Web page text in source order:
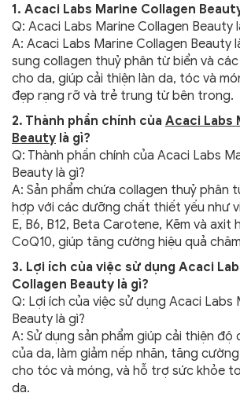
1. Acaci Labs Marine Collagen
Q: Acaci Labs Marine Collagen Beauty
A: Acaci Labs Marine Collagen Beauty
sung collagen thuỷ phân từ biển và
cho da, giúp cải thiện làn da, tóc và
đẹp rạng rỡ và trẻ trung từ bên trong.
2. Thành phần chính của Acaci Labs
Beauty là gì?
Q: Thành phần chính của Acaci Labs
Beauty là gì?
A: Sản phẩm chứa collagen thuỷ phân
hợp với các dưỡng chất thiết yếu như
E, B6, B12, Beta Carotene, Kẽm và axit
CoQ10, giúp tăng cường hiệu quả
3. Lợi ích của việc sử dụng Acaci
Collagen Beauty là gì?
Q: Lợi ích của việc sử dụng Acaci Labs
Beauty là gì?
A: Sử dụng sản phẩm giúp cải thiện độ
của da, làm giảm nếp nhăn, tăng
cho tóc và móng, và hỗ trợ sức khỏe
da.